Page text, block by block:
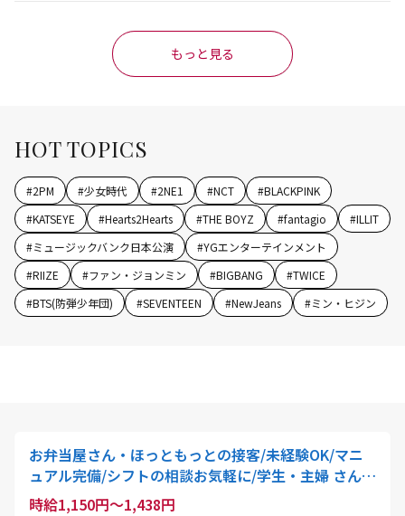
もっと見る
HOT TOPICS
#2PM #少女時代 #2NE1 #NCT #BLACKPINK
#KATSEYE #Hearts2Hearts #THE BOYZ #fantagio #ILLIT
#ミュージックバンク日本公演 #YGエンターテインメント
#RIIZE #ファン・ジョンミン #BIGBANG #TWICE
#BTS(防弾少年団) #SEVENTEEN #NewJeans #ミン・ヒジン
お弁当屋さん・ほっともっとの接客/未経験OK/マニ
ュアル完備/シフトの相談お気軽に/学生・主婦 さん活
躍中
時給1,150円～1,438円